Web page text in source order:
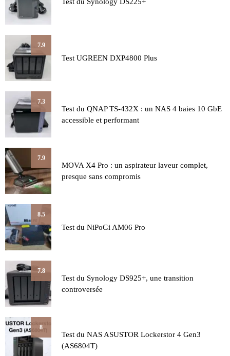
7.9
Test UGREEN DXP4800 Plus
7.3
Test du QNAP TS-432X : un NAS 4 baies 10 GbE
accessible et performant
7.9
MOVA X4 Pro : un aspirateur laveur complet,
presque sans compromis
8.5
Test du NiPoGi AM06 Pro
7.8
Test du Synology DS925+, une transition
controversée
8
Test du NAS ASUSTOR Lockerstor 4 Gen3
(AS6804T)